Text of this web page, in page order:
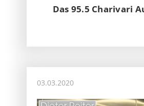
Das 95.5 Charivari
03.03.2020